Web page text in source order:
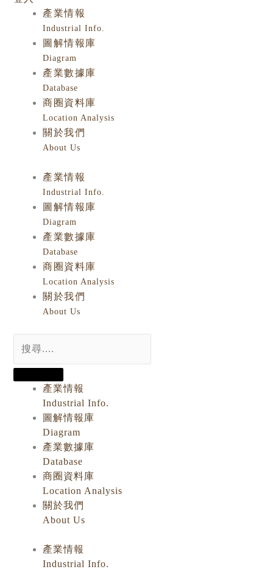
產業情報
Industrial Info.
圖解情報庫
Diagram
產業數據庫
Database
商圈資料庫
Location Analysis
關於我們
About Us
產業情報
Industrial Info.
圖解情報庫
Diagram
產業數據庫
Database
商圈資料庫
Location Analysis
關於我們
About Us
產業情報
Industrial Info.
圖解情報庫
Diagram
產業數據庫
Database
商圈資料庫
Location Analysis
關於我們
About Us
產業情報
Industrial Info.